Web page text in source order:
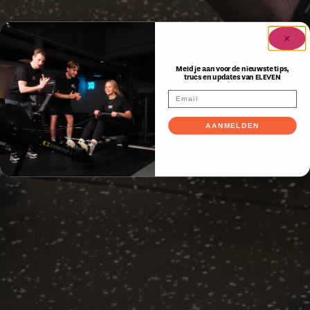
Meld je aan voor de nieuwste tips,
trucs en updates van ELEVEN
AANMELDEN